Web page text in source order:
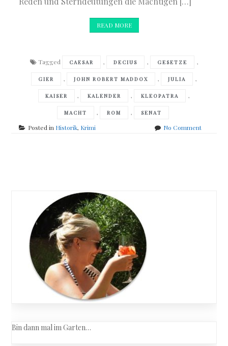
READ MORE
Tagged CAESAR , DECIUS , GESETZE ,
GIER , JOHN ROBERT MADDOX , JULIA ,
KAISER , KALENDER , KLEOPATRA ,
MACHT , ROM , SENAT
Posted in Historik, Krimi No Commenton
navigation
Bin dann mal im Garten…